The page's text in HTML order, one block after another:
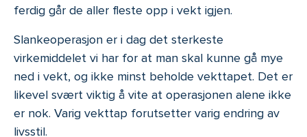
ferdig går de aller fleste opp i vekt igjen.
Slankeoperasjon er i dag det sterkeste
virkemiddelet vi har for at man skal kunne gå mye
ned i vekt, og ikke minst beholde vekttapet. Det er
likevel svært viktig å vite at operasjonen alene ikke
er nok. Varig vekttap forutsetter varig endring av
livsstil.